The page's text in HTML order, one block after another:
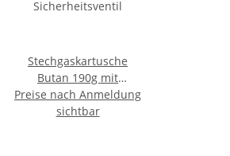
Stechgaskartusche
Butan 190g mit
Sicherheitsventil
Preise nach Anmeldung
sichtbar